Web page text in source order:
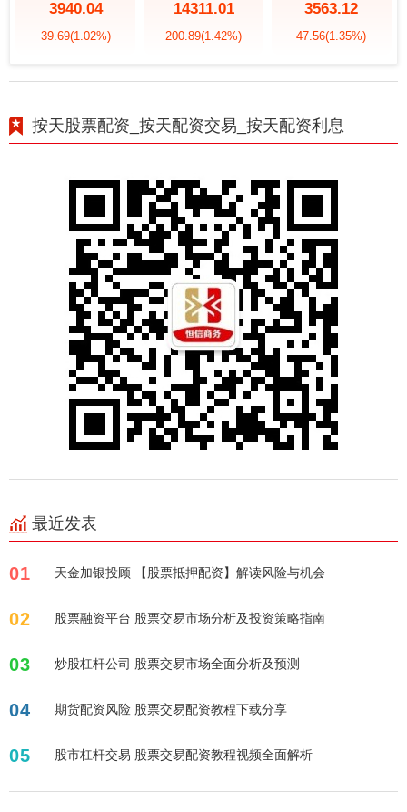
3940.04
39.69(1.02%)
14311.01
200.89(1.42%)
3563.12
47.56(1.35%)
按天股票配资_按天配资交易_按天配资利息
最近发表
01 天金加银投顾 【股票抵押配资】解读风险与机会
02 股票融资平台 股票交易市场分析及投资策略指南
03 炒股杠杆公司 股票交易市场全面分析及预测
04 期货配资风险 股票交易配资教程下载分享
05 股市杠杆交易 股票交易配资教程视频全面解析